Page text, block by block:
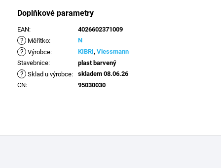
Doplňkové parametry
EAN: 4026602371009
? Měřítko: N
? Výrobce: KIBRI, Viessmann
Stavebnice: plast barvený
? Sklad u výrobce:
skladem 08.06.26
CN: 95030030